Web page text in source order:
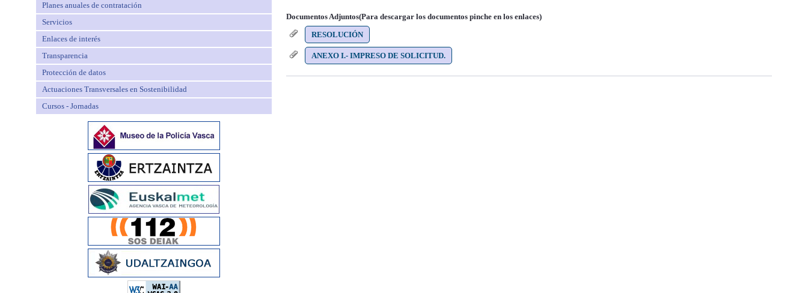
Planes anuales de contratación
Servicios
Enlaces de interés
Transparencia
Protección de datos
Actuaciones Transversales en Sostenibilidad
Cursos - Jornadas
Documentos Adjuntos(Para descargar los documentos pinche en los enlaces)
RESOLUCIÓN
ANEXO I.- IMPRESO DE SOLICITUD.